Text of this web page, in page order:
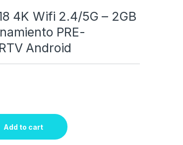
4K Wifi 2.4/5G – 2GB
PRE-
Android
Add to cart